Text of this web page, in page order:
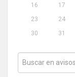
16
17
23
24
30
31